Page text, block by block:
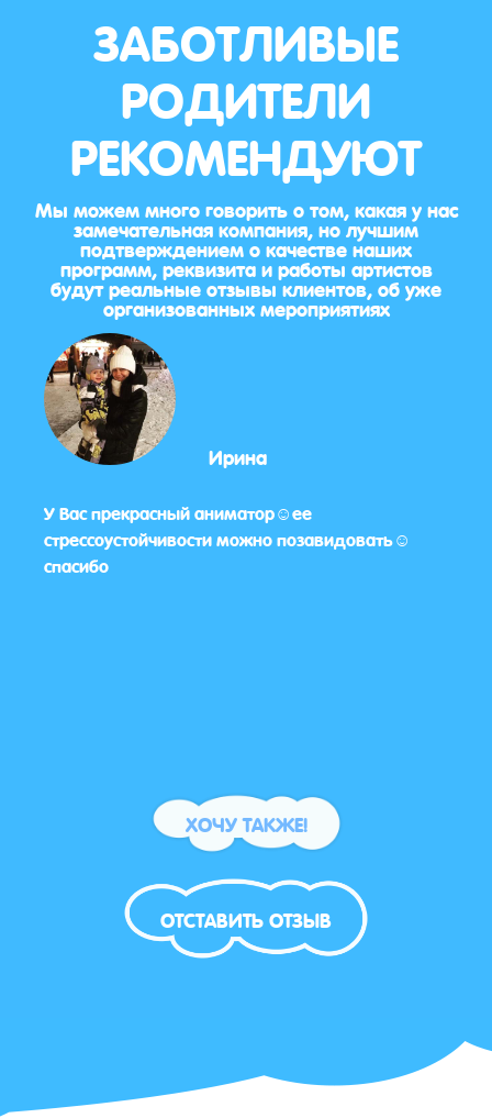
ЗАБОТЛИВЫЕ
РОДИТЕЛИ
РЕКОМЕНДУЮТ
Мы можем много говорить о том, какая у нас
замечательная компания, но лучшим
подтверждением о качестве наших
программ, реквизита и работы артистов
будут реальные отзывы клиентов, об уже
организованных мероприятиях
Ирина
У Вас прекрасный аниматор☺️ее
стрессоустойчивости можно позавидовать☺️
спасибо
ХОЧУ ТАКЖЕ!
ОТСТАВИТЬ ОТЗЫВ